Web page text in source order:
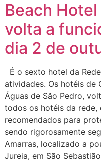
Beach
volta a
dia 2 de
É o sexto hotel da
atividades. Os hotéis de
Águas de São Pedro,
todos os hotéis da
recomendados para
sendo rigorosamente
Amarras, localizado a
Jureia, em São